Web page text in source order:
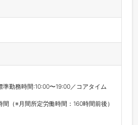
準勤務時間:10:00〜19:00／コアタイム
（※月間所定労働時間：160時間前後）